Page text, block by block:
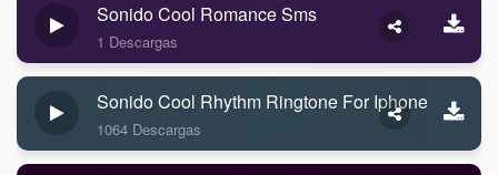
Sonido Cool Romance Sms
1 Descargas
Sonido Cool Rhythm Ringtone For Iphone
1064 Descargas